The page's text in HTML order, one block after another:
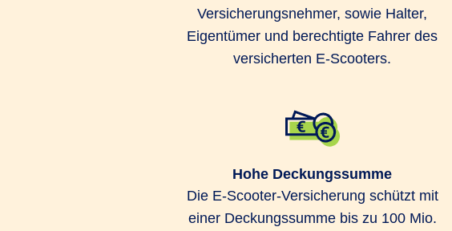
Versicherungsnehmer, sowie Halter,
Eigentümer und berechtigte Fahrer des
versicherten E-Scooters.
Hohe Deckungssumme
Die E-Scooter-Versicherung schützt mit
einer Deckungssumme bis zu 100 Mio.